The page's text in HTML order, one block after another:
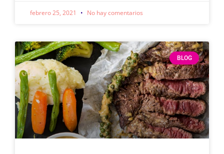
febrero 25, 2021 No hay comentarios
BLOG